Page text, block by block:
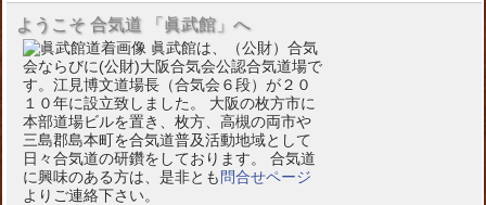
ようこそ 合気道 「眞武館」へ
眞武館は、（公財）合気
会ならびに(公財)大阪合気会公認合気道場で
す。江見博文道場長（合気会６段）が２０
１０年に設立致しました。 大阪の枚方市に
本部道場ビルを置き、枚方、高槻の両市や
三島郡島本町を合気道普及活動地域として
日々合気道の研鑽をしております。 合気道
に興味のある方は、是非とも 問合せページ
よりご連絡下さい。